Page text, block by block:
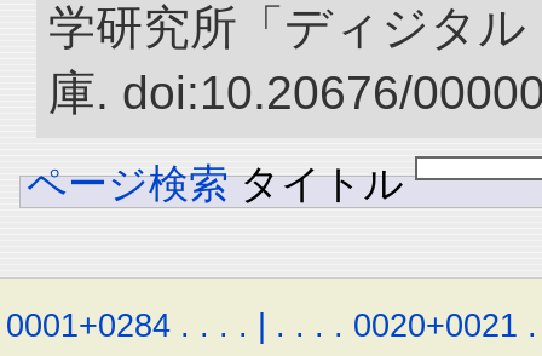
学研究所「ディジタ
庫. doi:10.20676/
ページ検索 タイトル
0001+0284 . . . . | . . . . 0020+0021 .